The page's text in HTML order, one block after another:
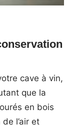
cave à vin,
que la
en bois
l’air et